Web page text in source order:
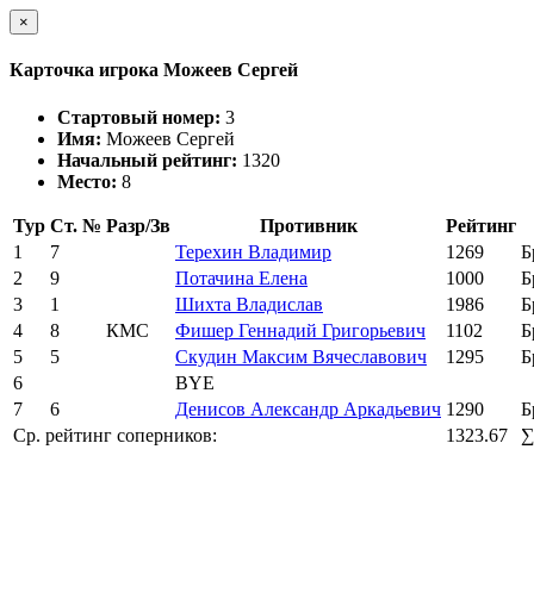
×
Карточка игрока Можеев Сергей
Стартовый номер: 3
Имя: Можеев Сергей
Начальный рейтинг: 1320
Место: 8
Тур Ст. № Разр/Зв Противник
Рейтинг
1
7 Терехин Владимир 1269
2
9 Потачина Елена 1000
3
1 Шихта Владислав 1986
4
8 КМС Фишер Геннадий Григорьевич 1102
5
5 Скудин Максим Вячеславович 1295
6
BYE
7
6 Денисов Александр Аркадьевич 1290
Ср. рейтинг соперников:
1323.67 ∑